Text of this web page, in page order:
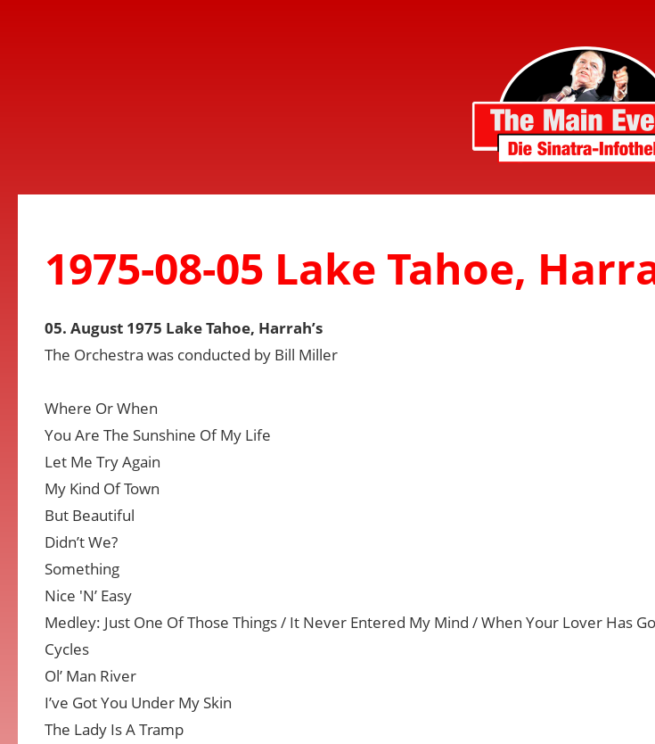
1975-08-05 Lake Tahoe,
05. August 1975 Lake Tahoe, Harrah’s
The Orchestra was conducted by Bill Miller
Where Or When
You Are The Sunshine Of My Life
Let Me Try Again
My Kind Of Town
But Beautiful
Didn’t We?
Something
Nice 'N’ Easy
Medley: Just One Of Those Things / It Never Entered My Mind / When Your Lover Has
Cycles
Ol’ Man River
I’ve Got You Under My Skin
The Lady Is A Tramp